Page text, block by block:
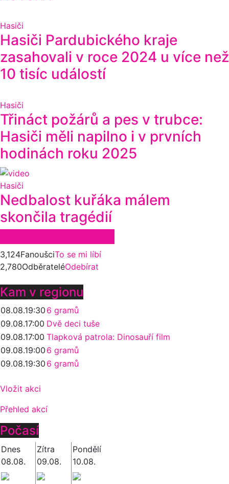
Hasiči
Hasiči Pardubického kraje
zasahovali v roce 2024 u více než
10 tisíc událostí
Hasiči
Třináct požárů a pes v trubce:
Hasiči měli napilno i v prvních
hodinách roku 2025
Hasiči
Nedbalost kuřáka málem
skončila tragédií
3,124FanoušciTo se mi líbí
2,780OdběrateléOdebírat
Kam v regionu
08.08.19:30 6 gramů
09.08.17:00 Dvě deci tuše
09.08.17:00 Tlapková patrola: Dinosauří film
09.08.19:00 6 gramů
09.08.19:30 6 gramů
Vložit akci
Přehled akcí
Počasí
Dnes
08.08.
Zítra
09.08.
Pondělí
10.08.